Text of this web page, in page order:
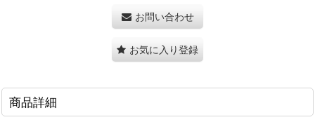
お問い合わせ
お気に入り登録
商品詳細